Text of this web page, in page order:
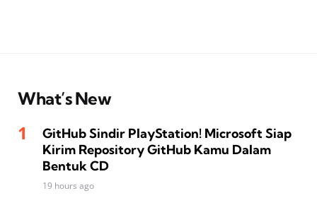
What’s New
GitHub Sindir PlayStation! Microsoft Siap
Kirim Repository GitHub Kamu Dalam
Bentuk CD
19 hours ago